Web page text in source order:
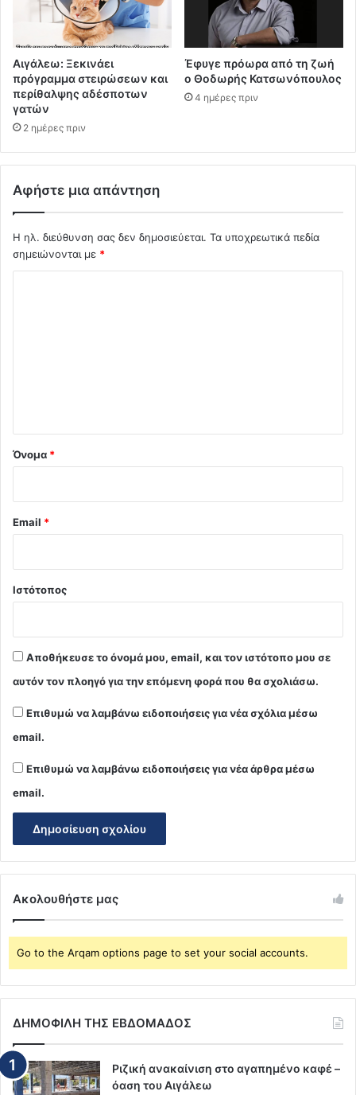
Αιγάλεω: Ξεκινάει
πρόγραμμα στειρώσεων και
περίθαλψης αδέσποτων
γατών
2 ημέρες πριν
Έφυγε πρόωρα από τη ζωή
ο Θοδωρής Κατσωνόπουλος
4 ημέρες πριν
Αφήστε μια απάντηση
Η ηλ. διεύθυνση σας δεν δημοσιεύεται. Τα υποχρεωτικά πεδία
σημειώνονται με *
Όνομα *
Email *
Ιστότοπος
Αποθήκευσε το όνομά μου, email, και τον ιστότοπο μου σε
αυτόν τον πλοηγό για την επόμενη φορά που θα σχολιάσω.
Επιθυμώ να λαμβάνω ειδοποιήσεις για νέα σχόλια μέσω
email.
Επιθυμώ να λαμβάνω ειδοποιήσεις για νέα άρθρα μέσω
email.
Ακολουθήστε μας
Go to the Arqam options page to set your social accounts.
ΔΗΜΟΦΙΛΗ ΤΗΣ ΕΒΔΟΜΑΔΟΣ
Ριζική ανακαίνιση στο αγαπημένο καφέ –
όαση του Αιγάλεω